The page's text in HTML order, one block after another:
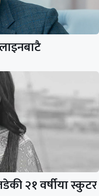
२१ वर्षीया स्कुटर